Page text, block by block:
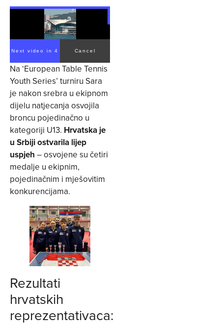
Next video in 3 Cancel
Na ‘European Table Tennis
Youth Series’ turniru Sara
je nakon srebra u ekipnom
dijelu natjecanja osvojila
broncu pojedinačno u
kategoriji U13. Hrvatska je
u Srbiji ostvarila lijep
uspjeh – osvojene su četiri
medalje u ekipnim,
pojedinačnim i mješovitim
konkurencijama.
Rezultati
hrvatskih
reprezentativaca: